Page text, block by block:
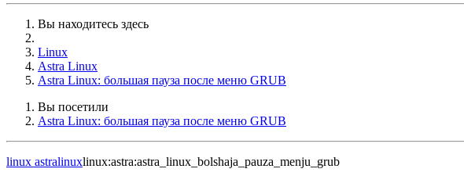
Вы находитесь здесь
Linux
Astra Linux
Astra Linux: большая пауза после меню GRUB
Вы посетили
Astra Linux: большая пауза после меню GRUB
linux astralinuxlinux:astra:astra_linux_bolshaja_pauza_menju_grub